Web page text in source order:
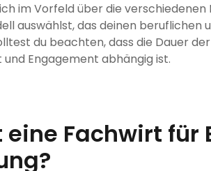
im Vorfeld über die
auswählst, das deinen beruflichen
du beachten, dass die Dauer
Engagement abhängig ist.
Fachwirt für